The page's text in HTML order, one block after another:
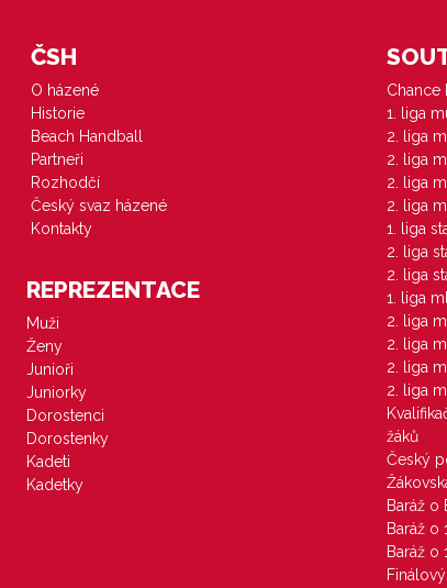
ČSH
O házené
Historie
Beach Handball
Partneři
Rozhodčí
Český svaz házené
Kontakty
REPREZENTACE
Muži
Ženy
Junioři
Juniorky
Dorostenci
Dorostenky
Kadeti
Kadetky
Chance
1. liga
2. liga
2. liga
2. liga
2. liga
1. liga
2. liga
2. liga
1. liga
2. liga
2. liga
2. liga
2. liga
žáků
Český
Baráž o
Baráž o
Baráž